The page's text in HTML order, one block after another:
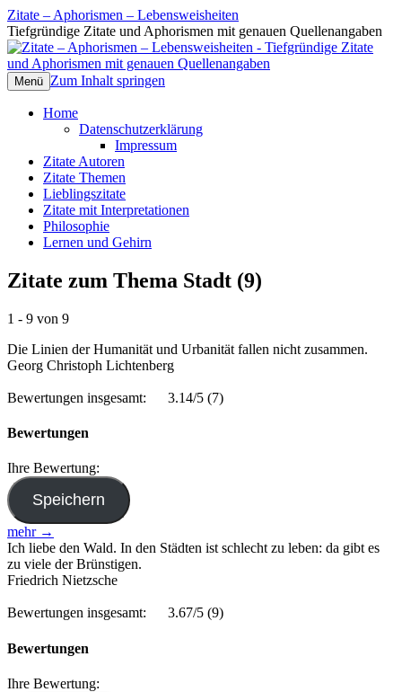
Zitate – Aphorismen – Lebensweisheiten
Tiefgründige Zitate und Aphorismen mit genauen Quellenangaben
Menü Zum Inhalt springen
Home
Datenschutzerklärung
Impressum
Zitate Autoren
Zitate Themen
Lieblingszitate
Zitate mit Interpretationen
Philosophie
Lernen und Gehirn
Zitate zum Thema Stadt (9)
1 - 9 von 9
Die Linien der Humanität und Urbanität fallen nicht zusammen.
Georg Christoph Lichtenberg
Bewertungen insgesamt: 3.14/5 (7)
Bewertungen
Ihre Bewertung:
mehr →
Ich liebe den Wald. In den Städten ist schlecht zu leben: da gibt es
zu viele der Brünstigen.
Friedrich Nietzsche
Bewertungen insgesamt: 3.67/5 (9)
Bewertungen
Ihre Bewertung: